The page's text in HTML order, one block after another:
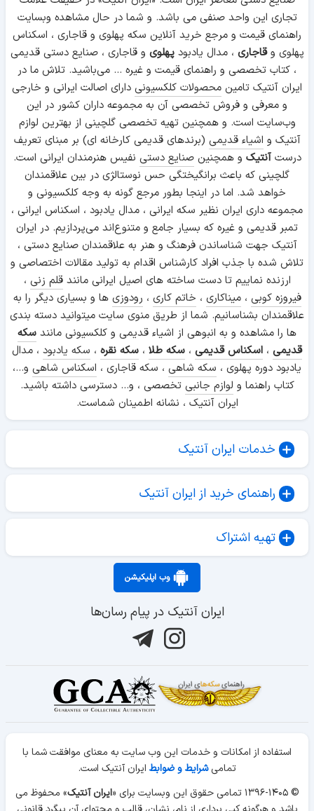
تجاری این واحد صنفی می باشد. و شما در حال مشاهده وبسایت
راهنمای قیمت و مرجع خرید آنلاین سکه پهلوی و قاجاری ، اسکناس
پهلوی وقاجاری ، مدال یادبودپهلوی و قاجاری ، صنایع دستی قدیمی
، کتاب تخصصی و راهنمای قیمت و غیره ... می‌باشید. تلاش ما در
ایران آنتیک تامین محصولات کلکسیونی دارای اصالت ایرانی و خارجی
و معرفی و فروش تخصصی آن به مجموعه داران کشور در این
وب‌سایت است. و همچنین تهیه تخصصی گلچینی از بهترین لوازم
آنتیک و اشیاء قدیمی (برندهای قدیمی کارخانه ای) بر مبنای تعریف
درستآنتیک و همچنینصنایع دستی نفیس هنرمندان ایرانی است.
گلچینی که باعث برانگیختگی حس نوستالژی در بین علاقمندان
خواهد شد. اما در اینجا بطور مرجع گونه به وجه کلکسیونی و
مجموعه داری ایران نظیر سکه ایرانی ، مدال یادبود ، اسکناس ایرانی ،
تمبر قدیمی و غیره که بسیار جامع و متنوع‌اند می‌پردازیم. در ایران
آنتیک جهت شناساندن فرهنگ و هنر به علاقمندان صنایع دستی ،
تلاش شده با جذب افراد کارشناس اقدام به تولید مقالات اختصاصی و
ارزنده نماییم تا دست ساخته های اصیل ایرانی مانندقلم زنی ،
فیروزه کوبی ،میناکاری ، خاتم کاری ، رودوزی ها و بسیاری دیگر را به
علاقمندان بشناسانیم. شما از طریق منوی سایت میتوانید دسته بندی
ها را مشاهده و به انبوهی از اشیاء قدیمی و کلکسیونی مانند سکه
قدیمی ، اسکناس قدیمی ، سکه طلا ، سکه نقره ، سکه یادبود ، مدال
یادبود دوره پهلوی ، سکه شاهی ، سکه قاجاری ، اسکناس شاهی و...،
کتاب راهنما و لوازم جانبی تخصصی ، و... دسترسی داشته باشید.
ایران آنتیک ، نشانه اطمینان شماست.
خدمات ایران آنتیک
راهنمای خرید از ایران آنتیک
تهیه اشتراک
وب اپلیکیشن
ایران آنتیک در پیام رسان‌ها
استفاده از امکانات و خدمات این وب سایت به معنای موافقت شما با
تمامیشرایط و ضوابط ایران آنتیک است.
© ۱۳۹۶-۱۴۰۵ تمامی حقوق این وبسایت برای «
ایران آنتیک» محفوظ می